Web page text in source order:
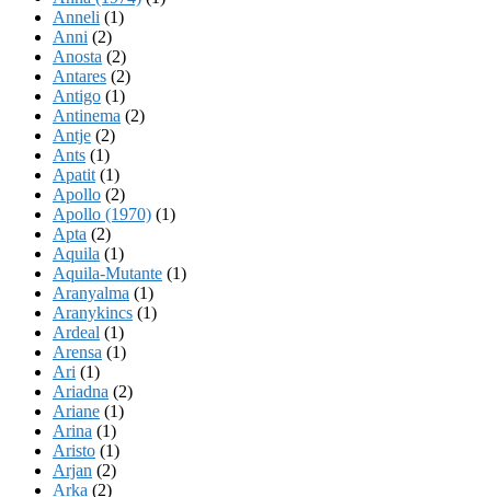
Anneli (1)
Anni (2)
Anosta (2)
Antares (2)
Antigo (1)
Antinema (2)
Antje (2)
Ants (1)
Apatit (1)
Apollo (2)
Apollo (1970) (1)
Apta (2)
Aquila (1)
Aquila-Mutante (1)
Aranyalma (1)
Aranykincs (1)
Ardeal (1)
Arensa (1)
Ari (1)
Ariadna (2)
Ariane (1)
Arina (1)
Aristo (1)
Arjan (2)
Arka (2)